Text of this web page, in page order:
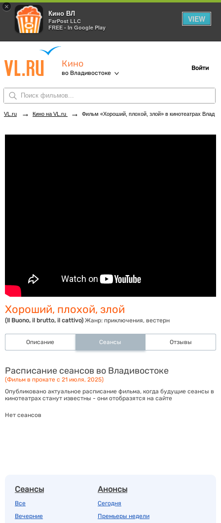
×
Кино ВЛ
FarPost LLC
FREE - In Google Play
VIEW
Кино
во Владивостоке
Войти
VL.ru → Кино на VL.ru → Фильм «Хороший, плохой, злой» в кинотеатрах Владивостока. Купить билеты!
Хороший, плохой, злой
(Il Buono, il brutto, il cattivo) Жанр: приключения, вестерн
Описание Сеансы Отзывы
Расписание сеансов во Владивостоке
(Фильм в прокате с 21 июля, 2025)
Опубликовано актуальное расписание фильма, когда будущие сеансы в
кинотеатрах станут известны - они отобразятся на сайте
Нет сеансов
Сеансы
Все
Вечерние
Анонсы
Сегодня
Премьеры недели